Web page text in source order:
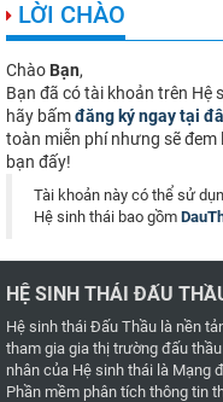
LỜI CHÀO
Chào Bạn,
Bạn đã có tài khoản trên Hệ
hãy bấmđăng ký ngay tại
toàn miễn phí nhưng sẽ
bạn đấy!
Tài khoản này có thể sử
Hệ sinh thái bao gồm
HỆ SINH THÁI ĐẤU
Hệ sinh thái Đấu Thầu là nền
tham gia gia thị trường đấu
nhân của Hệ sinh thái là Mạng
Phần mềm phân tích thông tin